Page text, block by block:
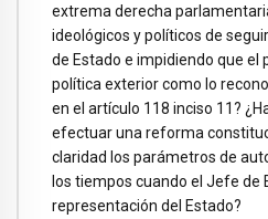
extrema derecha
ideológicos y políticos de
de Estado e impidiendo que el
política exterior como lo
en el artículo 118 inciso 11?
efectuar una reforma
claridad los parámetros de
los tiempos cuando el Jefe de
representación del Estado?